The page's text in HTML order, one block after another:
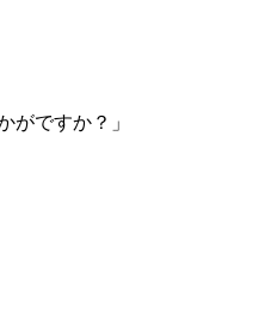
がですか？」